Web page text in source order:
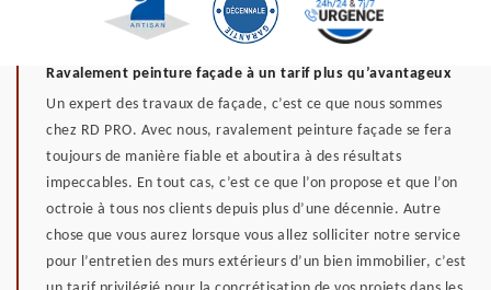
Ravalement peinture façade à un tarif plus qu’avantageux
Un expert des travaux de façade, c’est ce que nous sommes
chez RD PRO. Avec nous, ravalement peinture façade se fera
toujours de manière fiable et aboutira à des résultats
impeccables. En tout cas, c’est ce que l’on propose et que l’on
octroie à tous nos clients depuis plus d’une décennie. Autre
chose que vous aurez lorsque vous allez solliciter notre service
pour l’entretien des murs extérieurs d’un bien immobilier, c’est